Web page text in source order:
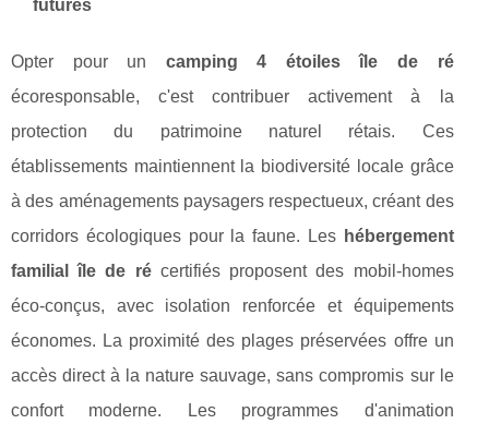
futures
Opter pour un camping 4 étoiles île de ré
écoresponsable, c'est contribuer activement à la
protection du patrimoine naturel rétais. Ces
établissements maintiennent la biodiversité locale grâce
à des aménagements paysagers respectueux, créant des
corridors écologiques pour la faune. Les hébergement
familial île de récertifiés proposent des mobil-homes
éco-conçus, avec isolation renforcée et équipements
économes. La proximité des plages préservées offre un
accès direct à la nature sauvage, sans compromis sur le
confort moderne. Les programmes d'animation